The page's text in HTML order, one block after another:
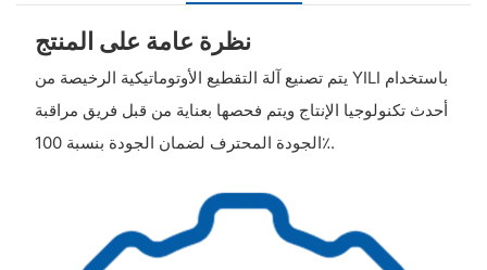
نظرة عامة على المنتج
يتم تصنيع آلة التقطيع الأوتوماتيكية الرخيصة من YILI باستخدام
أحدث تكنولوجيا الإنتاج ويتم فحصها بعناية من قبل فريق مراقبة
الجودة المحترف لضمان الجودة بنسبة 100٪.